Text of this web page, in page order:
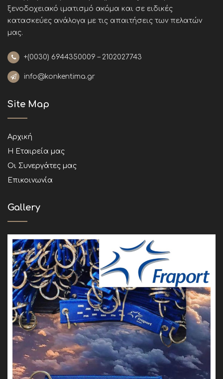
ξενοδοχειακό ιματισμό ακόμα και σε ειδικές
κατασκεύες ανάλογα με τις απαιτήσεις των πελατών
μας.
+(0030) 6944350009 – 2102027743
info@konkentima.gr
Site Map
Αρχική
Η Εταιρεία μας
Οι Συνεργάτες μας
Επικοινωνία
Gallery